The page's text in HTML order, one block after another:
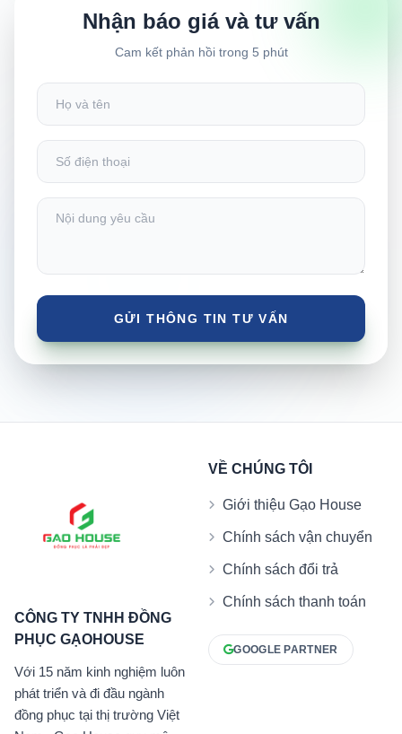
Nhận báo giá và tư vấn
Cam kết phản hồi trong 5 phút
CÔNG TY TNHH ĐỒNG
PHỤC GẠOHOUSE
Với 15 năm kinh nghiệm luôn
phát triển và đi đầu ngành
đồng phục tại thị trường Việt
VỀ CHÚNG TÔI
Giới thiệu Gạo House
Chính sách vận chuyển
Chính sách đổi trả
Chính sách thanh toán
GOOGLE PARTNER